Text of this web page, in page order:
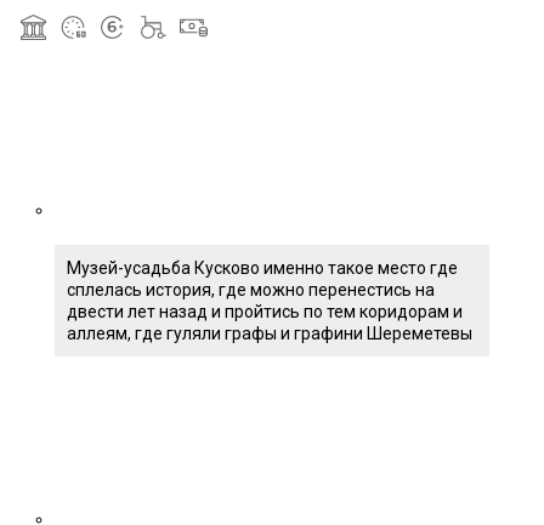
Музей-усадьба Кусково именно такое место где
сплелась история, где можно перенестись на
двести лет назад и пройтись по тем коридорам и
аллеям, где гуляли графы и графини Шереметевы